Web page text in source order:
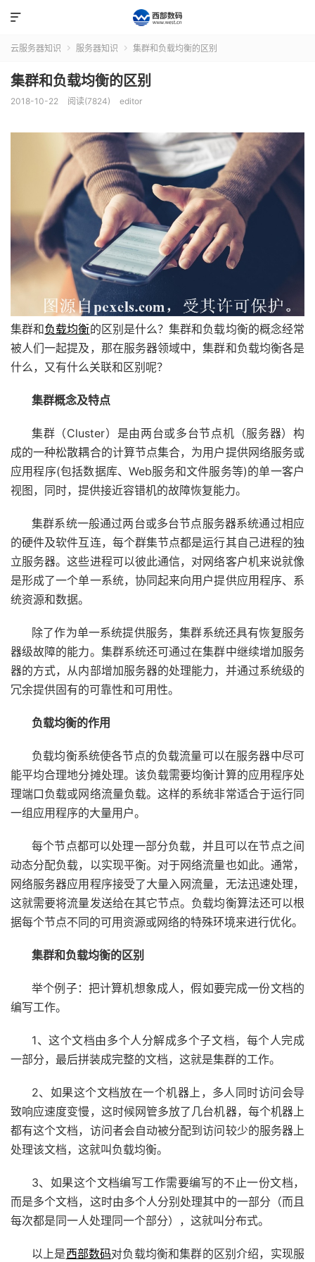

云服务器知识  服务器知识  集群和负载均衡的区别
集群和负载均衡的区别
2018-10-22 阅读(7824) editor
集群和负载均衡的区别是什么？集群和负载均衡的概念经常
被人们一起提及，那在服务器领域中，集群和负载均衡各是
什么，又有什么关联和区别呢？
集群概念及特点
集群（Cluster）是由两台或多台节点机（服务器）构
成的一种松散耦合的计算节点集合，为用户提供网络服务或
应用程序(包括数据库、Web服务和文件服务等)的单一客户
视图，同时，提供接近容错机的故障恢复能力。
集群系统一般通过两台或多台节点服务器系统通过相应
的硬件及软件互连，每个群集节点都是运行其自己进程的独
立服务器。这些进程可以彼此通信，对网络客户机来说就像
是形成了一个单一系统，协同起来向用户提供应用程序、系
统资源和数据。
除了作为单一系统提供服务，集群系统还具有恢复服务
器级故障的能力。集群系统还可通过在集群中继续增加服务
器的方式，从内部增加服务器的处理能力，并通过系统级的
冗余提供固有的可靠性和可用性。
负载均衡的作用
负载均衡系统使各节点的负载流量可以在服务器中尽可
能平均合理地分摊处理。该负载需要均衡计算的应用程序处
理端口负载或网络流量负载。这样的系统非常适合于运行同
一组应用程序的大量用户。
每个节点都可以处理一部分负载，并且可以在节点之间
动态分配负载，以实现平衡。对于网络流量也如此。通常，
网络服务器应用程序接受了大量入网流量，无法迅速处理，
这就需要将流量发送给在其它节点。负载均衡算法还可以根
据每个节点不同的可用资源或网络的特殊环境来进行优化。
集群和负载均衡的区别
举个例子：把计算机想象成人，假如要完成一份文档的
编写工作。
1、这个文档由多个人分解成多个子文档，每个人完成
一部分，最后拼装成完整的文档，这就是集群的工作。
2、如果这个文档放在一个机器上，多人同时访问会导
致响应速度变慢，这时候网管多放了几台机器，每个机器上
都有这个文档，访问者会自动被分配到访问较少的服务器上
处理该文档，这就叫负载均衡。
3、如果这个文档编写工作需要编写的不止一份文档，
而是多个文档，这时由多个人分别处理其中的一部分（而且
每次都是同一人处理同一个部分），这就叫分布式。
以上是西部数码对负载均衡和集群的区别介绍，实现服